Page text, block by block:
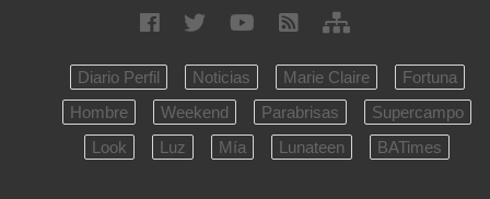
Diario Perfil Noticias Marie Claire
Fortuna
Hombre
Weekend Parabrisas
Supercampo
Look
Luz Mía Lunateen BATimes